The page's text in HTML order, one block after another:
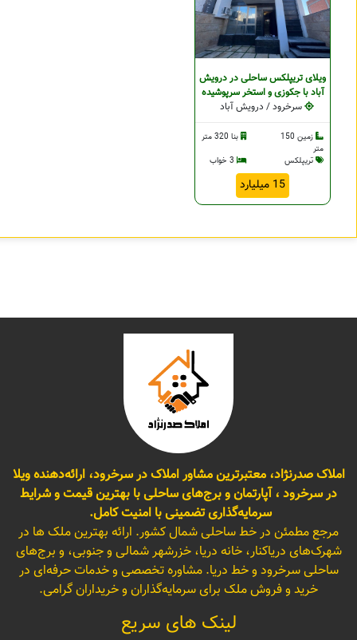
ویلای تریپلکس ساحلی در درویش
آباد با جکوزی و استخر سرپوشیده
سرخرود / درویش آباد
زمین 150
متر
بنا 320 متر
تریپلکس
15 میلیارد
املاک صدرنژاد، معتبرترین مشاور املاک در سرخرود، ارائه‌دهنده ویلا
در سرخرود ، آپارتمان و برج‌های ساحلی با بهترین قیمت و شرایط
سرمایه‌گذاری تضمینی با امنیت کامل.
مرجع مطمئن در خط ساحلی شمال کشور. ارائه بهترین ملک ها در
شهرک‌های دریاکنار، خانه دریا، خزرشهر شمالی و جنوبی، و برج‌های
ساحلی سرخرود و خط دریا. مشاوره تخصصی و خدمات حرفه‌ای در
خرید و فروش ملک برای سرمایه‌گذاران و خریداران گرامی.
لینک های سریع